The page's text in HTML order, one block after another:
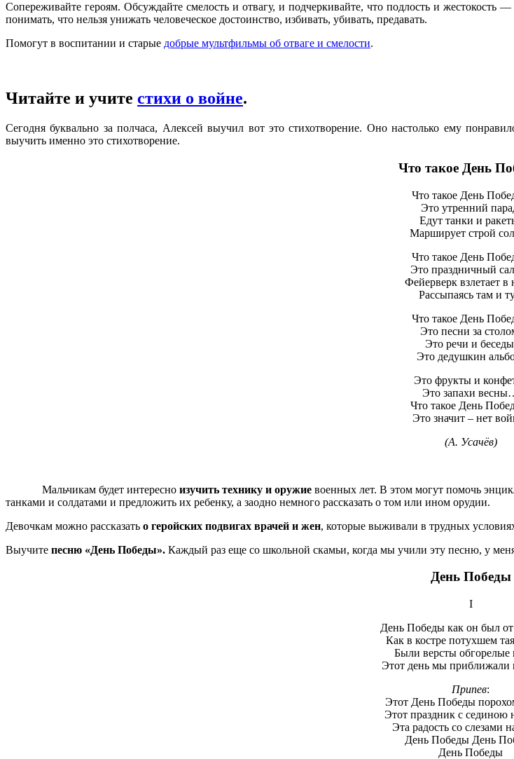
Сопереживайте героям. Обсуждайте смелость и отвагу, и подчеркивайте, что подлость и
понимать, что нельзя унижать человеческое достоинство, избивать, убивать, предавать.
Помогут в воспитании и старые добрые мультфильмы об отваге и смелости.
Читайте и учите стихи о войне.
Сегодня буквально за полчаса, Алексей выучил вот это стихотворение. Оно настолько ему
выучить именно это стихотворение.
Что такое День
Что такое День
Это утренний
Едут танки и
Марширует строй
Что такое День
Это праздничный
Фейерверк взлетает в
Рассыпаясь там и
Что такое День
Это песни за
Это речи и
Это дедушкин
Это фрукты и
Это запахи
Что такое День
Это значит – нет
(А. Усачёв)
Мальчикам будет интересно изучить технику и оружие военных лет. В этом могут помочь
танками и солдатами и предложить их ребенку, а заодно немного рассказать о том или ином орудии.
Девочкам можно рассказать о геройских подвигах врачей и жен, которые выживали в трудных
Выучите песню «День Победы». Каждый раз еще со школьной скамьи, когда мы учили эту песню, у
День Победы
I
День Победы как он был от
Как в костре потухшем
Были версты обгорелые
Этот день мы приближали
Припев:
Этот День Победы
Этот праздник с сединою
Эта радость со слезами
День Победы День
День Победы